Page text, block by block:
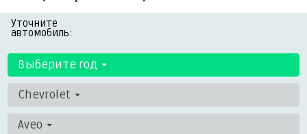
Уточните
автомобиль:
Выберите год
Chevrolet
Aveo